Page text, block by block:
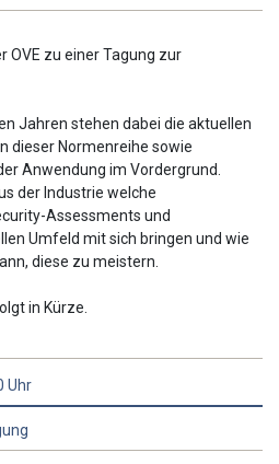
OVE zu einer Tagung zur
Jahren stehen dabei die aktuellen
dieser Normenreihe sowie
Anwendung im Vordergrund.
der Industrie welche
Assessments und
Umfeld mit sich bringen und wie
diese zu meistern.
in Kürze.
Uhr